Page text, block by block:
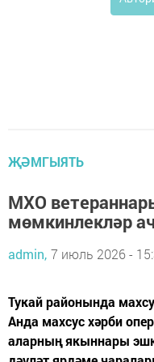
ҖӘМГЫЯТЬ
МХО
мөмкинлекләр
admin, 7 июль 2026 -
Тукай районында
Анда махсус хәрби
аларның якыннары